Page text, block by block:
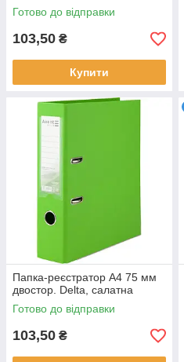
Готово до відправки
103,50 ₴
Купити
Папка-реєстратор А4 75 мм
двостор. Delta, салатна
Готово до відправки
103,50 ₴